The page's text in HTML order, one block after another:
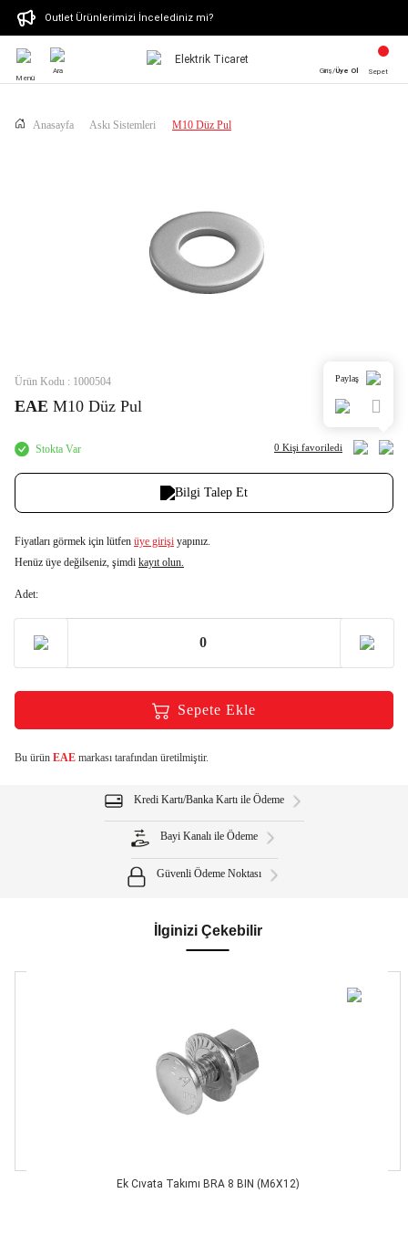
Outlet Ürünlerimizi İncelediniz mi?
Menü
Ara Giriş/Üye Ol Sepet
Anasayfa Askı Sistemleri M10 Düz Pul
Ürün Kodu : 1000504
EAE M10 Düz Pul
Stokta Var 0 Kişi favoriledi
Paylaş
Bilgi Talep Et
Fiyatları görmek için lütfen üye girişi yapınız.
Henüz üye değilseniz, şimdi kayıt olun.
Adet:
Sepete Ekle
Bu ürün EAE markası tarafından üretilmiştir.
Kredi Kartı/Banka Kartı ile Ödeme
Bayi Kanalı ile Ödeme
Güvenli Ödeme Noktası
İlginizi Çekebilir
Ek Cıvata Takımı BRA 8 BIN (M6X12)